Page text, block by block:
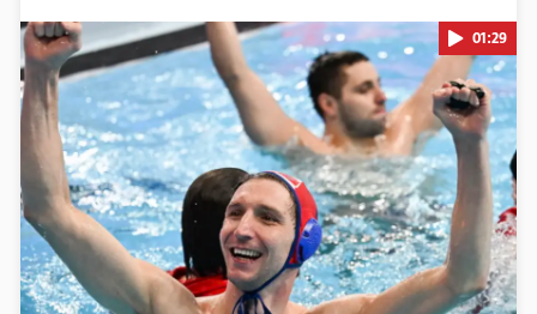
Pokretanje videa...
01:29